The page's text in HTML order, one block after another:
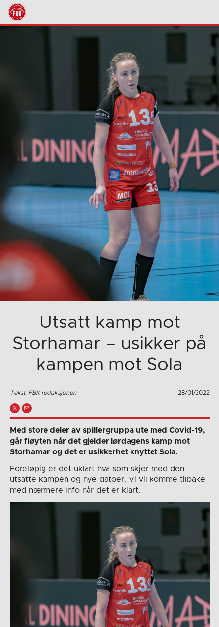
Utsatt kamp mot
Storhamar – usikker på
kampen mot Sola
Tekst: FBK redaksjonen 28/01/2022
Med store deler av spillergruppa ute med Covid-19,
går fløyten når det gjelder lørdagens kamp mot
Storhamar og det er usikkerhet knyttet Sola.
Foreløpig er det uklart hva som skjer med den
utsatte kampen og nye datoer. Vi vil komme tilbake
med nærmere info når det er klart.